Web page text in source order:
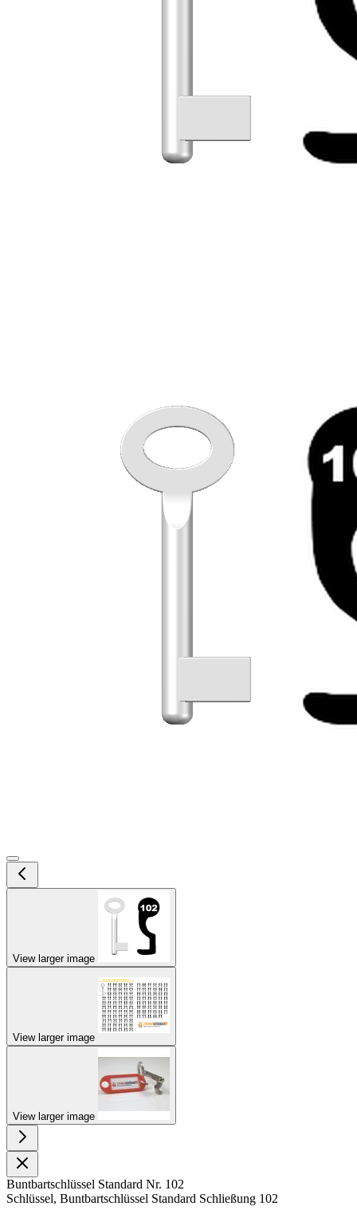
View larger image
View larger image
View larger image
Buntbartschlüssel Standard Nr. 102
Schlüssel, Buntbartschlüssel Standard Schließung 102